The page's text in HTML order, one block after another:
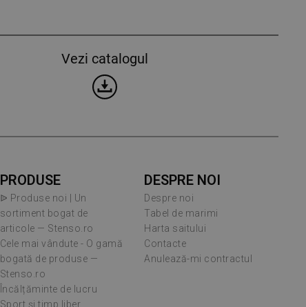
Vezi catalogul
PRODUSE
ᐉ Produse noi | Un
sortiment bogat de
articole — Stenso.ro
Cele mai vândute - O gamă
bogată de produse —
Stenso.ro
Încălțăminte de lucru
Sport și timp liber
DESPRE NOI
Despre noi
Tabel de marimi
Harta saitului
Contacte
Anulează-mi contractul